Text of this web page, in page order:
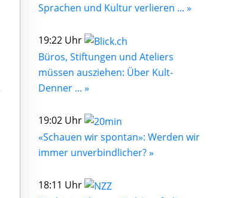
Sprachen und Kultur verlieren ... »
19:22 Uhr
Büros, Stiftungen und Ateliers
müssen ausziehen: Über Kult-
Denner ... »
19:02 Uhr
«Schauen wir spontan»: Werden wir
immer unverbindlicher? »
18:11 Uhr